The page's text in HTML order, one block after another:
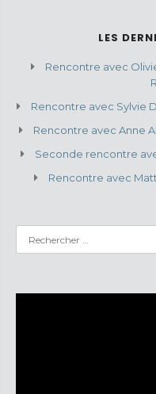
LES
Rencontre avec
Rencontre avec Sylvie
Rencontre avec Anne
Seconde rencontre
Rencontre avec